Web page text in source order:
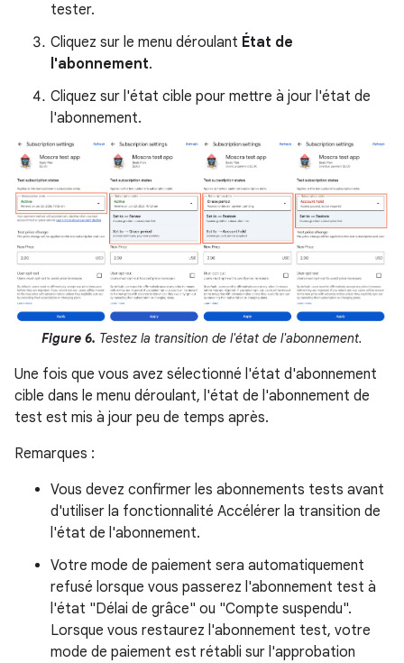
tester.
Cliquez sur le menu déroulant État de
l'abonnement.
Cliquez sur l'état cible pour mettre à jour l'état de
l'abonnement.
Figure 6. Testez la transition de l'état de l'abonnement.
Une fois que vous avez sélectionné l'état d'abonnement
cible dans le menu déroulant, l'état de l'abonnement de
test est mis à jour peu de temps après.
Remarques :
Vous devez confirmer les abonnements tests avant
d'utiliser la fonctionnalité Accélérer la transition de
l'état de l'abonnement.
Votre mode de paiement sera automatiquement
refusé lorsque vous passerez l'abonnement test à
l'état "Délai de grâce" ou "Compte suspendu".
Lorsque vous restaurez l'abonnement test, votre
mode de paiement est rétabli sur l'approbation